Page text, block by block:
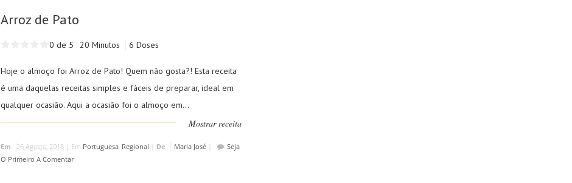
Arroz de Pato
0 de 5 20 Minutos 6 Doses
Hoje o almoço foi Arroz de Pato! Quem não gosta?! Esta receita
é uma daquelas receitas simples e fáceis de preparar, ideal em
qualquer ocasião. Aqui a ocasião foi o almoço em...
Mostrar receita
Em 26 Agosto, 2018 | Em Portuguesa, Regional De Maria José|
Seja
O Primeiro A Comentar